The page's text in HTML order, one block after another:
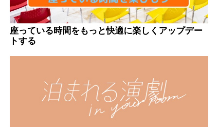
座っている時間をもっと快適に楽しくアップデー
トする